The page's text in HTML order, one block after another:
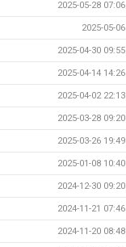
2025-05-28 07:06
2025-05-06
2025-04-30 09:55
2025-04-14 14:26
2025-04-02 22:13
2025-03-28 09:20
2025-03-26 19:49
2025-01-08 10:40
2024-12-30 09:20
2024-11-21 07:46
2024-11-20 08:48